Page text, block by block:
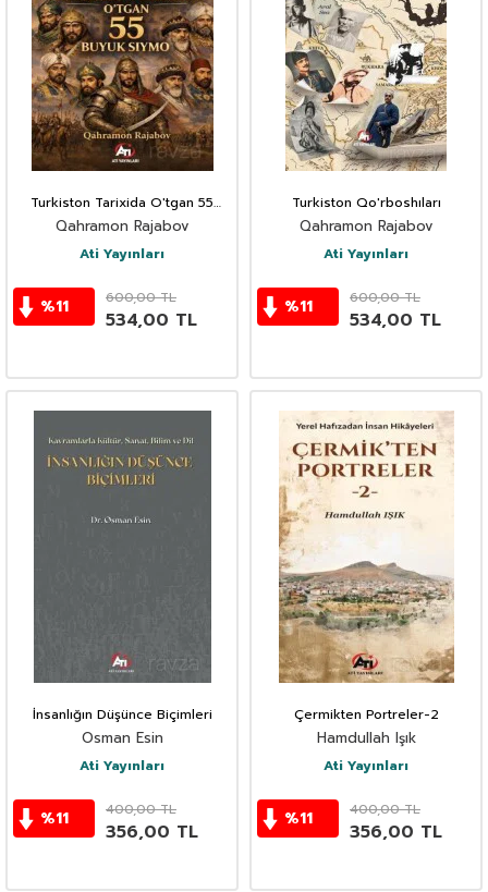
Turkiston Tarixida O'tgan 55
Buyuk Siymo
Qahramon Rajabov
Ati Yayınları
%11 600,00TL
534,00 TL
Turkiston Qo'rboshıları
Qahramon Rajabov
Ati Yayınları
%11 600,00TL
534,00 TL
İnsanlığın Düşünce Biçimleri
Osman Esin
Ati Yayınları
%11 400,00TL
356,00 TL
Çermikten Portreler-2
Hamdullah Işık
Ati Yayınları
%11 400,00TL
356,00 TL